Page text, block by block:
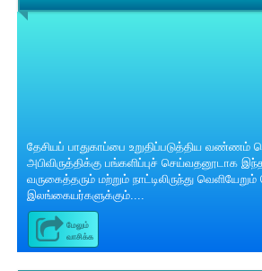
தேசியப் பாதுகாப்பை உறுதிப்படுத்திய வண்ணம்
அபிவிருத்திக்கு பங்களிப்புச் செய்வதனூடாக
வருகைத்தரும் மற்றும் நாட்டிலிருந்து
இலங்கையர்களுக்கும்....
மேலும்
வாசிக்க